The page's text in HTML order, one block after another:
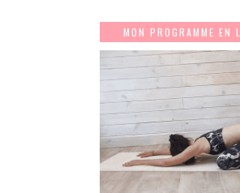
MON PROGRAMME EN